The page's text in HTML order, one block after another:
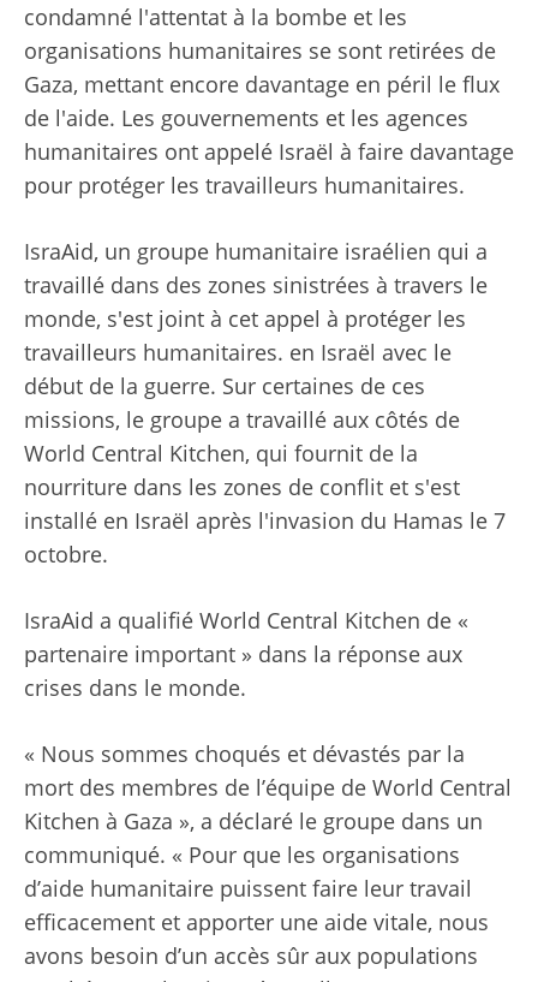
condamné l'attentat à la bombe et les
organisations humanitaires se sont retirées de
Gaza, mettant encore davantage en péril le flux
de l'aide. Les gouvernements et les agences
humanitaires ont appelé Israël à faire davantage
pour protéger les travailleurs humanitaires.
IsraAid, un groupe humanitaire israélien qui a
travaillé dans des zones sinistrées à travers le
monde, s'est joint à cet appel à protéger les
travailleurs humanitaires. en Israël avec le
début de la guerre. Sur certaines de ces
missions, le groupe a travaillé aux côtés de
World Central Kitchen, qui fournit de la
nourriture dans les zones de conflit et s'est
installé en Israël après l'invasion du Hamas le 7
octobre.
IsraAid a qualifié World Central Kitchen de «
partenaire important » dans la réponse aux
crises dans le monde.
« Nous sommes choqués et dévastés par la
mort des membres de l’équipe de World Central
Kitchen à Gaza », a déclaré le groupe dans un
communiqué. « Pour que les organisations
d’aide humanitaire puissent faire leur travail
efficacement et apporter une aide vitale, nous
avons besoin d’un accès sûr aux populations